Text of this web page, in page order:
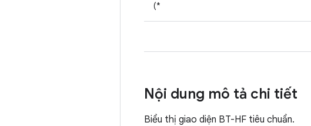
(*
Nội dung mô tả chi tiết
Biểu thị giao diện BT-HF tiêu chuẩn.